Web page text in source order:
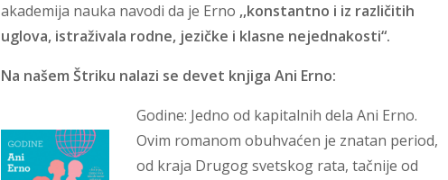
akademija nauka navodi da je Erno ,,konstantno i iz različitih
uglova, istraživala rodne, jezičke i klasne nejednakosti“.
Na našem Štriku nalazi se devet knjiga Ani Erno:
Godine: Jedno od kapitalnih dela Ani Erno.
Ovim romanom obuhvaćen je znatan period,
od kraja Drugog svetskog rata, tačnije od